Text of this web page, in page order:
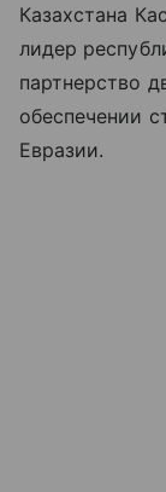
Казахстана
лидер
партнерство
обеспечении
Евразии.